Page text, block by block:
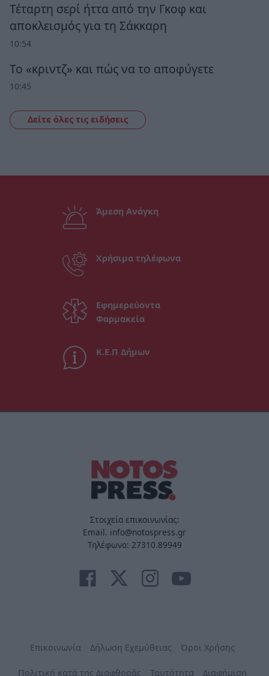
Τέταρτη σερί ήττα από την Γκοφ και
αποκλεισμός για τη Σάκκαρη
10:54
Το «κριντζ» και πώς να το αποφύγετε
10:45
Δείτε όλες τις ειδήσεις
Άμεση Ανάγκη
Χρήσιμα τηλέφωνα
Εφημερεύοντα
Φαρμακεία
Κ.Ε.Π Δήμων
Στοιχεία επικοινωνίας:
Email. info@notospress.gr
Τηλέφωνο: 27310.89949
Επικοινωνία Δήλωση Εχεμύθειας Όροι Χρήσης
Πολιτική κατά της Διαφθοράς Ταυτότητα Διαφήμιση